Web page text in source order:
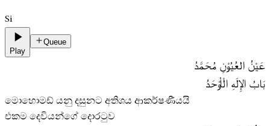
Si
Play
Queue
عَيْنُ العُيُوْنِ مُحَمَّدُ
بَابُ الإِلَهِ الْأوْحَدُ
මොහොමඩ් යනු දසුනට අතිශය ආකර්ෂණීයයි
එකම දෙවියන්ගේ දොරටුව